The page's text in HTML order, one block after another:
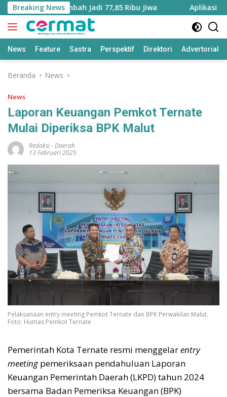
Langsung
ke
konten
Breaking News
Utara Bertambah Jadi 77,85 Ribu Jiwa Aplikasi
News Feature Sastra Perspektif Direktori Advertorial
Beranda News
News
Laporan Keuangan Pemkot Ternate
Mulai Diperiksa BPK Malut
Redaksi-Daerah
13 Februari 2025
Pelaksanaan entry meeting Pemkot Ternate dan BPK Perwakilan Malut.
Foto: Humas Pemkot Ternate
Pemerintah Kota Ternate resmi menggelarentry
meetingpemeriksaan pendahuluan Laporan
Keuangan Pemerintah Daerah (LKPD) tahun 2024
bersama Badan Pemeriksa Keuangan (BPK)